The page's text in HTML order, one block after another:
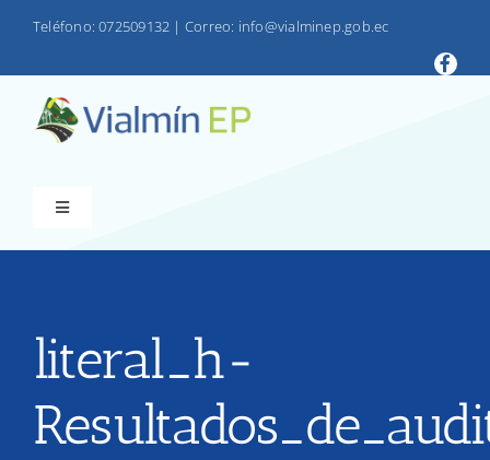
Teléfono: 072509132 | Correo: info@vialminep.gob.ec
Toggle
Navigation
VIALMIN
PRODUCTOS
literal_h-